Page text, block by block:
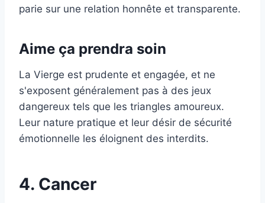
parie sur une relation honnête et transparente.
Aime ça prendra soin
La Vierge est prudente et engagée, et ne
s'exposent généralement pas à des jeux
dangereux tels que les triangles amoureux.
Leur nature pratique et leur désir de sécurité
émotionnelle les éloignent des interdits.
4. Cancer